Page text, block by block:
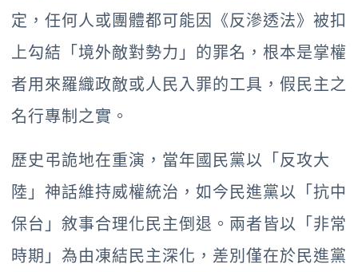
定，任何人或團體都可能因《反滲透法》被扣
上勾結「境外敵對勢力」的罪名，根本是掌權
者用來羅織政敵或人民入罪的工具，假民主之
名行專制之實。
歷史弔詭地在重演，當年國民黨以「反攻大
陸」神話維持威權統治，如今民進黨以「抗中
保台」敘事合理化民主倒退。兩者皆以「非常
時期」為由凍結民主深化，差別僅在於民進黨